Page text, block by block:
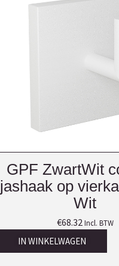
GPF ZwartWit
jashaak op
Wit
€68.32 Incl. BTW
IN WINKELWAGEN